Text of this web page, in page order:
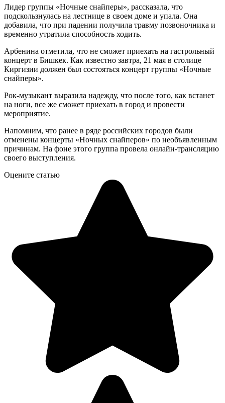
Лидер группы «Ночные снайперы», рассказала, что
подскользнулась на лестнице в своем доме и упала. Она
добавила, что при падении получила травму позвоночника и
временно утратила способность ходить.
Арбенина отметила, что не сможет приехать на гастрольный
концерт в Бишкек. Как известно завтра, 21 мая в столице
Киргизии должен был состояться концерт группы «Ночные
снайперы».
Рок-музыкант выразила надежду, что после того, как встанет
на ноги, все же сможет приехать в город и провести
мероприятие.
Напомним, что ранее в ряде российских городов были
отменены концерты «Ночных снайперов» по необъявленным
причинам. На фоне этого группа провела онлайн-трансляцию
своего выступления.
Оцените статью